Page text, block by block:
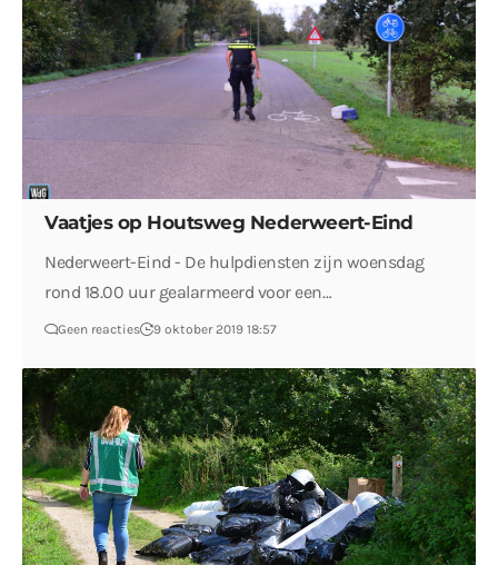
Vaatjes op Houtsweg Nederweert-Eind
Nederweert-Eind - De hulpdiensten zijn woensdag
rond 18.00 uur gealarmeerd voor een…
Geen reacties 9 oktober 2019 18:57